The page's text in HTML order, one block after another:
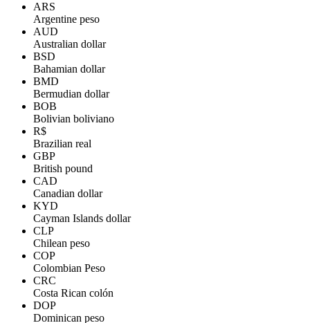
ARS
Argentine peso
AUD
Australian dollar
BSD
Bahamian dollar
BMD
Bermudian dollar
BOB
Bolivian boliviano
R$
Brazilian real
GBP
British pound
CAD
Canadian dollar
KYD
Cayman Islands dollar
CLP
Chilean peso
COP
Colombian Peso
CRC
Costa Rican colón
DOP
Dominican peso